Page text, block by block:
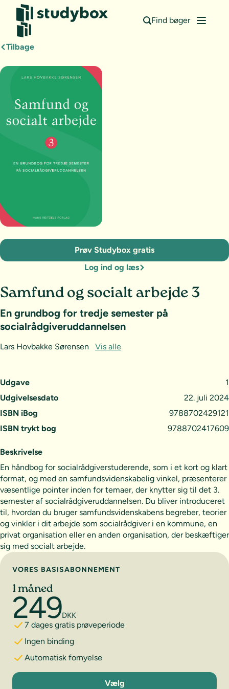
Find bøger
Tilbage
Udgave
1
Udgivelsesdato
22. juli 2024
ISBN iBog
9788702429121
ISBN trykt bog
9788702417609
Samfund og socialt arbejde 3
En grundbog for tredje semester på
socialrådgiveruddannelsen
Lars Hovbakke Sørensen Vis alle
Prøv Studybox gratis
Log ind og læs
Beskrivelse
En håndbog for socialrådgiverstuderende, som i et kort og klart
format, og med en samfundsvidenskabelig vinkel, præsenterer
væsentlige pointer inden for temaer, der knytter sig til det 3.
semester af socialrådgiveruddannelsen. Du bliver introduceret
til, hvordan du bruger samfundsvidenskabens begreber, teorier
og vinkler i dit arbejde som socialrådgiver i en kommune, en
privat organisation eller en anden organisation, der beskæftiger
sig med socialt arbejde.
Vælg abonnement
VORES BASISABONNEMENT
1 måned
249DKK
7 dages gratis prøveperiode
Ingen binding
Automatisk fornyelse
1 måned
Vælg